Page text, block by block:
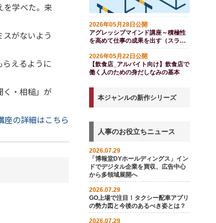
を学べた。来
がないよう
えるように
く・相槌」が
座の詳細はこちら
2026年05月28日公開
アグレッシブマインド講座～積極性
を高めて仕事の成果を出す（スライ
2026年05月22日公開
【飲食店_アルバイト向け】飲食店で
働く人のための身だしなみの基本
本ジャンルの新作シリーズ
人事のお役立ちニュース
2026.07.29
「博報堂DYホールディングス」イン
ドでデジタル企業を買収、広告中心
から多領域展開へ
2026.07.29
GO上場で注目！タクシー配車アプリ
の勢力図と今後のあるべき姿とは？
2026.07.29